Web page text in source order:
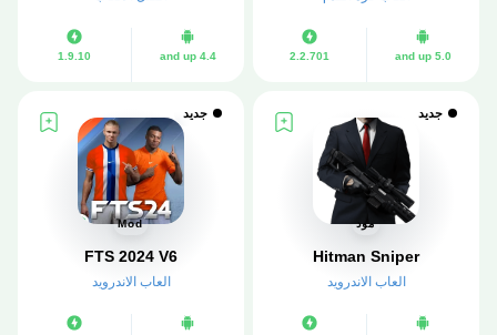
5.0 and up
2.2.701
4.4 and up
1.9.10
جديد
مود
Hitman Sniper‏
العاب الاندرويد
جديد
Mod
FTS 2024 V6
العاب الاندرويد